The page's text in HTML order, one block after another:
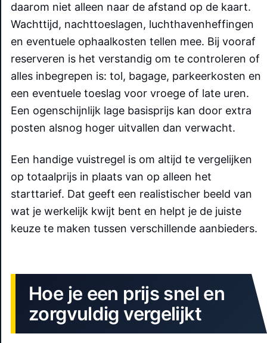
daarom niet alleen naar de afstand op de kaart.
Wachttijd, nachttoeslagen, luchthavenheffingen
en eventuele ophaalkosten tellen mee. Bij vooraf
reserveren is het verstandig om te controleren of
alles inbegrepen is: tol, bagage, parkeerkosten en
een eventuele toeslag voor vroege of late uren.
Een ogenschijnlijk lage basisprijs kan door extra
posten alsnog hoger uitvallen dan verwacht.
Een handige vuistregel is om altijd te vergelijken
op totaalprijs in plaats van op alleen het
starttarief. Dat geeft een realistischer beeld van
wat je werkelijk kwijt bent en helpt je de juiste
keuze te maken tussen verschillende aanbieders.
Hoe je een prijs snel en
zorgvuldig vergelijkt